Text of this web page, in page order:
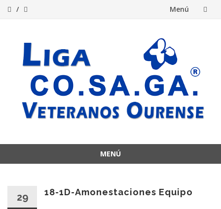
Menú
contenido
MENÚ
29 18-1D-Amonestaciones Equipo